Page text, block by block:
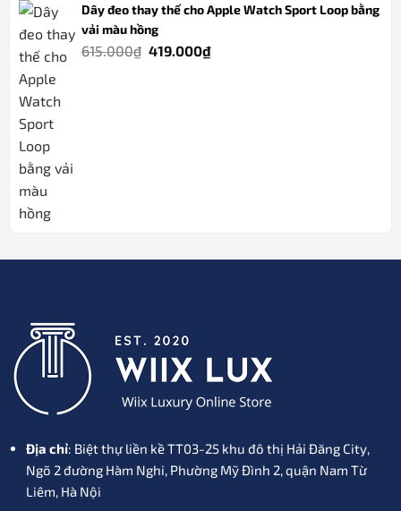
Dây đeo thay thế cho Apple Watch Sport Loop bằng
vải màu hồng
615.000₫ Giá
419.000₫Giá
Địa chỉ: Biệt thự liền kề TT03-25 khu đô thị Hải Đăng City,
Ngõ 2 đường Hàm Nghi, Phường Mỹ Đình 2, quận Nam Từ
Liêm, Hà Nội